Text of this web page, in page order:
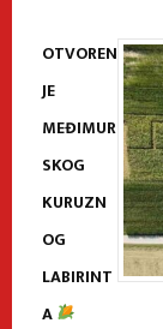
OTVOREN
JE
MEĐIMUR
SKOG
KURUZN
OG
LABIRINT
A